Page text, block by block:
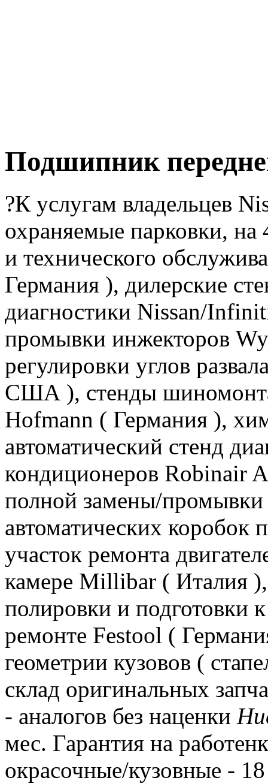
Подшипник
?К услугам владельцев
охраняемые парковки, на
и технического
Германия ), дилерские
диагностики Nissan/
промывки инжекторов
регулировки углов
США ), стенды
Hofmann ( Германия ),
автоматический стенд
кондиционеров Robinair
полной замены/промывки
автоматических коробок
участок ремонта
камере Millibar ( Италия
полировки и подготовки
ремонте Festool (
геометрии кузовов (
склад оригинальных
- аналогов без наценки
мес. Гарантия на
окрасочные/кузовные -